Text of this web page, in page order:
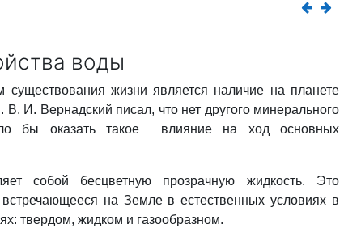
воды
жизни является наличие на планете
И. Вернадский писал, что нет другого минерального
бы оказать такое влияние на ход основных
собой бесцветную прозрачную жидкость. Это
на Земле в естественных условиях в
твердом, жидком и газообразном.